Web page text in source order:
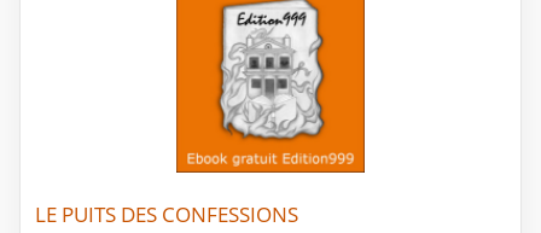
LE PUITS DES CONFESSIONS